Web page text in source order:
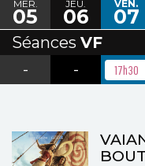
MER.
05
JEU.
06
VEN.
07
Séances VF
-
- 17h30